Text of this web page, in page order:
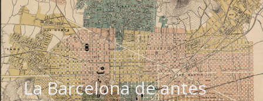
contenido
La Barcelona de antes